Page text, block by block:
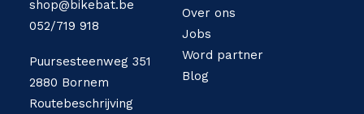
shop@bikebat.be
052/719 918
Puursesteenweg 351
2880 Bornem
Routebeschrijving
Over ons
Jobs
Word partner
Blog